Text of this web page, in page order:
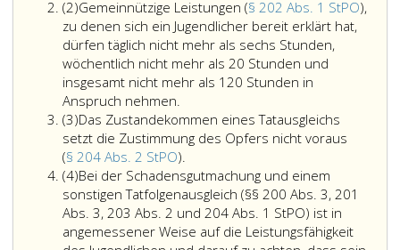
Zahlung
eines
Geldbetrages
(Paragraph
200,
StPO)
soll
nur
vorgeschlagen
werden,
wenn
anzunehmen
ist,
(2)Absatz
2
Gemeinnützige Leistungen (§ 202 Abs. 1 StPO),
zu denen sich ein Jugendlicher bereit erklärt hat,
dürfen täglich nicht mehr als sechs Stunden,
wöchentlich nicht mehr als 20 Stunden und
insgesamt nicht mehr als 120 Stunden in
Anspruch nehmen.
Leistungen
(Paragraph
202,
Absatz
eins,
StPO),
zu
(3)Absatz
3
Das Zustandekommen eines Tatausgleichs
setzt die Zustimmung des Opfers nicht voraus
(§ 204 Abs. 2 StPO).
Zustandekommen
eines
Tatausgleichs
setzt
(4)Absatz
4
Bei der Schadensgutmachung und einem
sonstigen Tatfolgenausgleich (§§ 200 Abs. 3, 201
Abs. 3, 203 Abs. 2 und 204 Abs. 1 StPO) ist in
angemessener Weise auf die Leistungsfähigkeit